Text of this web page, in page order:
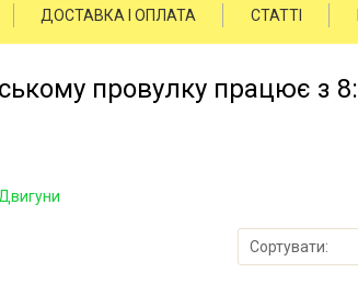
ДОСТАВКА І ОПЛАТА СТАТТІ
провулку працює з
Двигуни
Сортувати: